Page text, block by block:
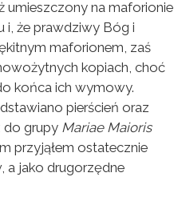
umieszczony na maforionie
i, że prawdziwy Bóg i
maforionem, zaś
kopiach, choć
końca ich wymowy.
pierścień oraz
do grupy Mariae Maioris
przyjąłem ostatecznie
a jako drugorzędne